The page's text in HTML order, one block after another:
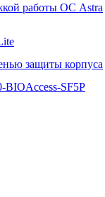
работы ОС Astra
защиты корпуса
BIOAccess-SF5P